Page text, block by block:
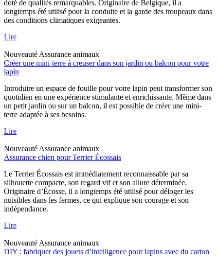
doté de qualités remarquables. Originaire de Belgique, il a
longtemps été utilisé pour la conduite et la garde des troupeaux dans
des conditions climatiques exigeantes.
Lire
Nouveauté Assurance animaux
Créer une mini-terre à creuser dans son jardin ou balcon pour votre
lapin
Introduire un espace de fouille pour votre lapin peut transformer son
quotidien en une expérience stimulante et enrichissante. Même dans
un petit jardin ou sur un balcon, il est possible de créer une mini-
terre adaptée à ses besoins.
Lire
Nouveauté Assurance animaux
Assurance chien pour Terrier Écossais
Le Terrier Écossais est immédiatement reconnaissable par sa
silhouette compacte, son regard vif et son allure déterminée.
Originaire d’Écosse, il a longtemps été utilisé pour déloger les
nuisibles dans les fermes, ce qui explique son courage et son
indépendance.
Lire
Nouveauté Assurance animaux
DIY : fabriquer des jouets d’intelligence pour lapins avec du carton